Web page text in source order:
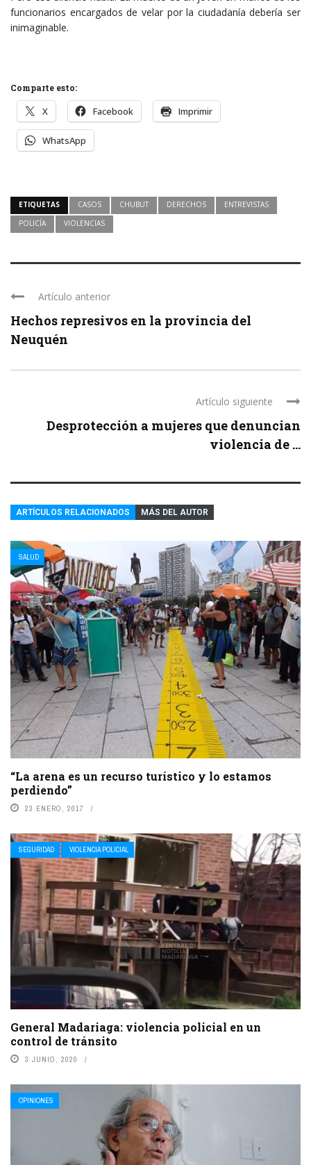
funcionarios encargados de velar por la ciudadanía debería ser
inimaginable.
Comparte esto:
X Facebook Imprimir
WhatsApp
ETIQUETAS CASOS CHUBUT DERECHOS
ENTREVISTAS
POLICÍA
VIOLENCIAS
Artículo anterior
Hechos represivos en la provincia del
Neuquén
Artículo siguiente
Desprotección a mujeres que denuncian
violencia de ...
ARTÍCULOS RELACIONADOS MÁS DEL AUTOR
SALUD
“La arena es un recurso turístico y lo estamos
perdiendo”
23 ENERO, 2017
SEGURIDAD VIOLENCIA POLICIAL
General Madariaga: violencia policial en un
control de tránsito
3 JUNIO, 2020
OPINIONES